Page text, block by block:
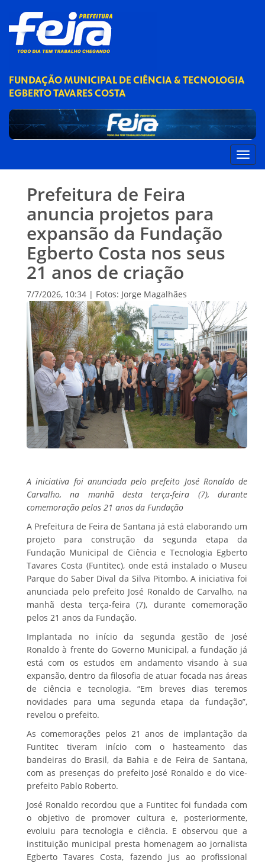
FUNDAÇÃO MUNICIPAL DE CIÊNCIA & TECNOLOGIA
EGBERTO TAVARES COSTA
Prefeitura de Feira
anuncia projetos para
expansão da Fundação
Egberto Costa nos seus
21 anos de criação
7/7/2026, 10:34 | Fotos: Jorge Magalhães
A iniciativa foi anunciada pelo prefeito José Ronaldo de
Carvalho, na manhã desta terça-feira (7), durante
comemoração pelos 21 anos da Fundação
A Prefeitura de Feira de Santana já está elaborando um
projeto para construção da segunda etapa da
Fundação Municipal de Ciência e Tecnologia Egberto
Tavares Costa (Funtitec), onde está instalado o Museu
Parque do Saber Dival da Silva Pitombo. A iniciativa foi
anunciada pelo prefeito José Ronaldo de Carvalho, na
manhã desta terça-feira (7), durante comemoração
pelos 21 anos da Fundação.
Implantada no início da segunda gestão de José
Ronaldo à frente do Governo Municipal, a fundação já
está com os estudos em andamento visando à sua
expansão, dentro da filosofia de atuar focada nas áreas
de ciência e tecnologia. “Em breves dias teremos
novidades para uma segunda etapa da fundação”,
revelou o prefeito.
As comemorações pelos 21 anos de implantação da
Funtitec tiveram início com o hasteamento das
bandeiras do Brasil, da Bahia e de Feira de Santana,
com as presenças do prefeito José Ronaldo e do vice-
prefeito Pablo Roberto.
José Ronaldo recordou que a Funtitec foi fundada com
o objetivo de promover cultura e, posteriormente,
evoluiu para tecnologia e ciência. E observou que a
instituição municipal presta homenagem ao jornalista
Egberto Tavares Costa, fazendo jus ao profissional